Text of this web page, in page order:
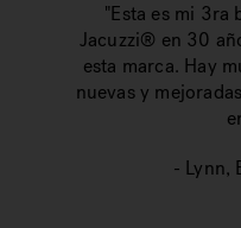
"Esta es mi 3ra
Jacuzzi® en 30
esta marca. Hay
nuevas y
- Lynn,